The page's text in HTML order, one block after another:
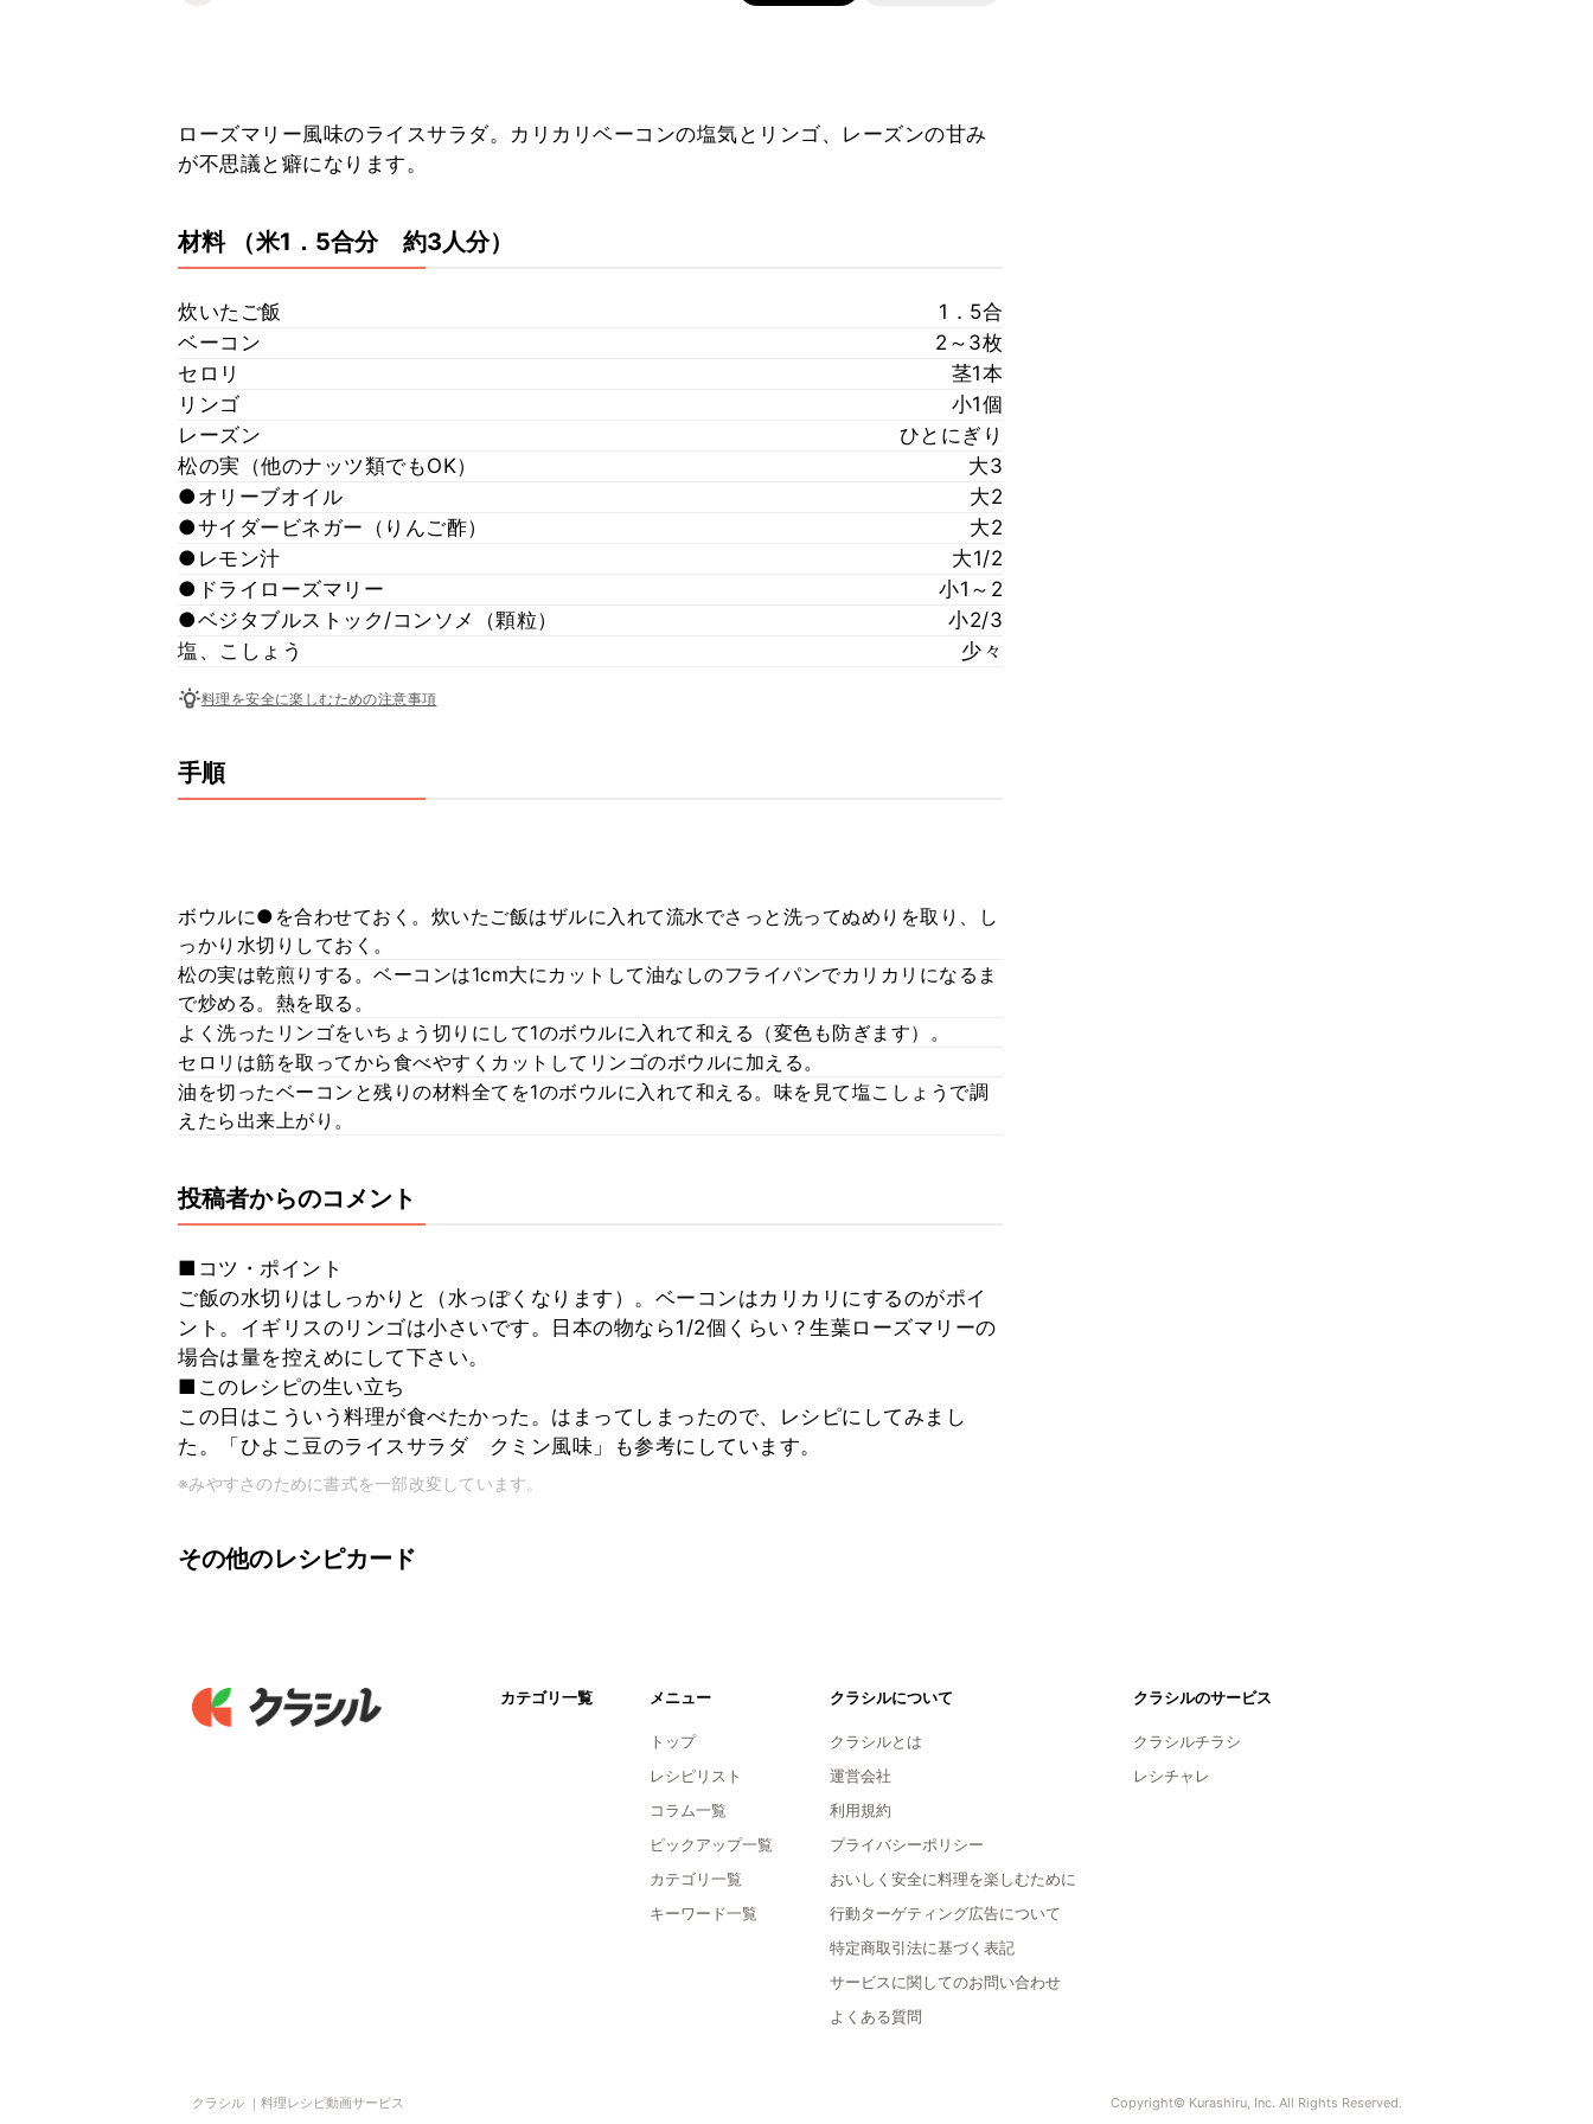
ローズマリー風味のライスサラダ。カリカリベーコンの塩気とリンゴ、レーズンの甘み
が不思議と癖になります。
材料 （米1．5合分 約3人分）
炊いたご飯
1．5合
ベーコン
2～3枚
セロリ
茎1本
リンゴ
小1個
レーズン
ひとにぎり
松の実（他のナッツ類でもOK）
大3
●オリーブオイル
大2
●サイダービネガー（りんご酢）
大2
●レモン汁
大1/2
●ドライローズマリー
小1～2
●ベジタブルストック/コンソメ（顆粒）
小2/3
塩、こしょう
少々
料理を安全に楽しむための注意事項
手順
ボウルに●を合わせておく。炊いたご飯はザルに入れて流水でさっと洗ってぬめりを取り、し
っかり水切りしておく。
松の実は乾煎りする。ベーコンは1cm大にカットして油なしのフライパンでカリカリになるま
で炒める。熱を取る。
よく洗ったリンゴをいちょう切りにして1のボウルに入れて和える（変色も防ぎます）。
セロリは筋を取ってから食べやすくカットしてリンゴのボウルに加える。
油を切ったベーコンと残りの材料全てを1のボウルに入れて和える。味を見て塩こしょうで調
えたら出来上がり。
投稿者からのコメント
■コツ・ポイント
ご飯の水切りはしっかりと（水っぽくなります）。ベーコンはカリカリにするのがポイ
ント。イギリスのリンゴは小さいです。日本の物なら1/2個くらい？生葉ローズマリーの
場合は量を控えめにして下さい。
■このレシピの生い立ち
この日はこういう料理が食べたかった。はまってしまったので、レシピにしてみまし
た。「ひよこ豆のライスサラダ クミン風味」も参考にしています。
※みやすさのために書式を一部改変しています。
その他のレシピカード
カテゴリ一覧 メニュー
トップ
レシピリスト
コラム一覧
ピックアップ一覧
カテゴリ一覧
キーワード一覧
クラシルについて
クラシルとは
運営会社
利用規約
プライバシーポリシー
おいしく安全に料理を楽しむために
行動ターゲティング広告について
特定商取引法に基づく表記
サービスに関してのお問い合わせ
よくある質問
クラシルのサービス
クラシルチラシ
レシチャレ
クラシル ｜料理レシピ動画サービス Copyright© Kurashiru, Inc. All Rights Reserved.